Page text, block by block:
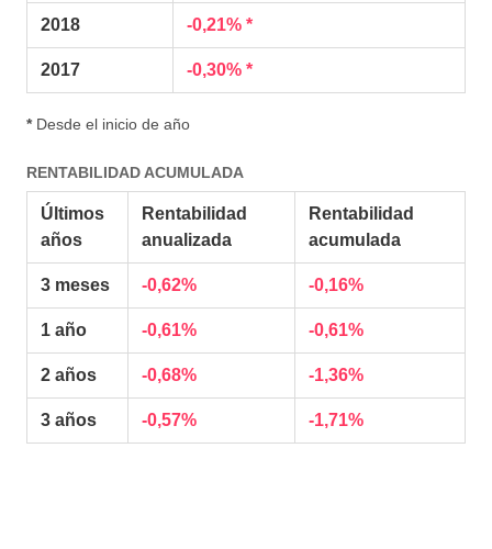
2018 -0,21% *
2017 -0,30% *
*Desde el inicio de año
RENTABILIDAD ACUMULADA
Últimos
años
Rentabilidad
anualizada
Rentabilidad
acumulada
3 meses -0,62% -0,16%
1 año -0,61% -0,61%
2 años -0,68% -1,36%
3 años -0,57% -1,71%